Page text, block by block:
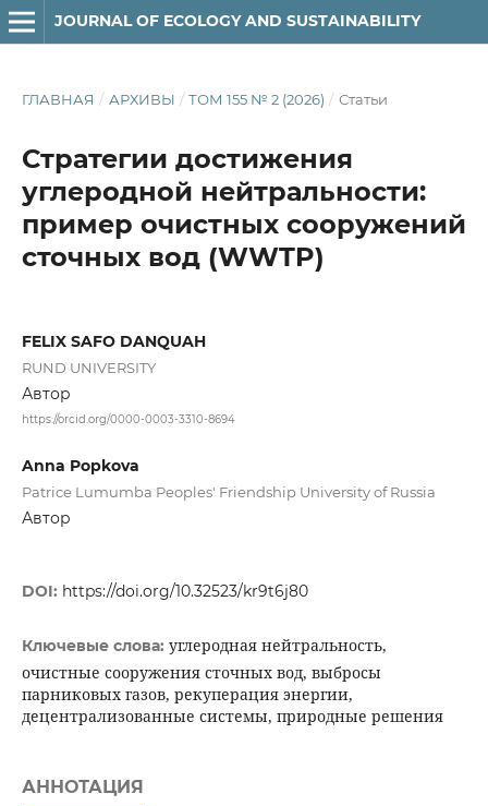
JOURNAL OF ECOLOGY AND SUSTAINABILITY
ГЛАВНАЯ / АРХИВЫ / ТОМ 155 № 2 (2026) / Статьи
Стратегии достижения
углеродной нейтральности:
пример очистных сооружений
сточных вод (WWTP)
FELIX SAFO DANQUAH
RUND UNIVERSITY
Автор
https://orcid.org/0000-0003-3310-8694
Anna Popkova
Patrice Lumumba Peoples' Friendship University of Russia
Автор
DOI: https://doi.org/10.32523/kr9t6j80
Ключевые слова: углеродная нейтральность,
очистные сооружения сточных вод, выбросы
парниковых газов, рекуперация энергии,
децентрализованные системы, природные решения
АННОТАЦИЯ